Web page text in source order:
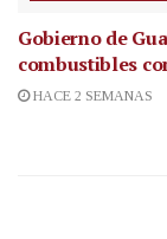
Gobierno de
combustibles
HACE 2 SEMANAS